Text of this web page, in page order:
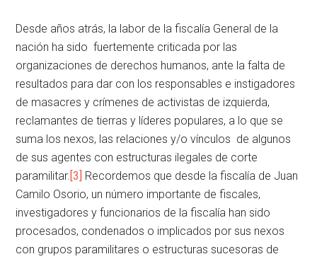
Desde años atrás, la labor de la fiscalía General de la
nación ha sido fuertemente criticada por las
organizaciones de derechos humanos, ante la falta de
resultados para dar con los responsables e instigadores
de masacres y crímenes de activistas de izquierda,
reclamantes de tierras y líderes populares, a lo que se
suma los nexos, las relaciones y/o vínculos de algunos
de sus agentes con estructuras ilegales de corte
paramilitar.[3] Recordemos que desde la fiscalía de Juan
Camilo Osorio, un número importante de fiscales,
investigadores y funcionarios de la fiscalía han sido
procesados, condenados o implicados por sus nexos
con grupos paramilitares o estructuras sucesoras de